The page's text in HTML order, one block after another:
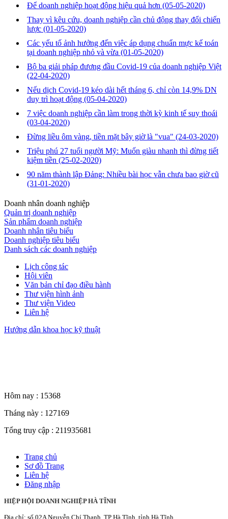
Để doanh nghiệp hoạt động hiệu quả hơn (05-05-2020)
Thay vì kêu cứu, doanh nghiệp cần chủ động thay đổi chiến
lược (01-05-2020)
Các yếu tố ảnh hưởng đến việc áp dụng chuẩn mực kế toán
tại doanh nghiệp nhỏ và vừa (01-05-2020)
Bộ ba giải pháp đương đầu Covid-19 của doanh nghiệp Việt
(22-04-2020)
Nếu dịch Covid-19 kéo dài hết tháng 6, chỉ còn 14,9% DN
duy trì hoạt động (05-04-2020)
7 việc doanh nghiệp cần làm trong thời kỳ kinh tế suy thoái
(03-04-2020)
Đừng liều ôm vàng, tiền mặt bây giờ là "vua" (24-03-2020)
Triệu phú 27 tuổi người Mỹ: Muốn giàu nhanh thì đừng tiết
kiệm tiền (25-02-2020)
90 năm thành lập Đảng: Nhiều bài học vẫn chưa bao giờ cũ
(31-01-2020)
Doanh nhân doanh nghiệp
Quản trị doanh nghiệp
Sản phẩm doanh nghiệp
Doanh nhân tiêu biểu
Doanh nghiệp tiêu biểu
Danh sách các doanh nghiệp
Lịch công tác
Hội viên
Văn bản chỉ đạo điều hành
Thư viện hình ảnh
Thư viện Video
Liên hệ
Hướng dẫn khoa học kỹ thuật
Hôm nay : 15368
Tháng này : 127169
Tổng truy cập : 211935681
Trang chủ
Sơ đồ Trang
Liên hệ
Đăng nhập
HIỆP HỘI DOANH NGHIỆP HÀ TĨNH
Địa chỉ: số 02A Nguyễn Chí Thanh, TP Hà Tĩnh, tỉnh Hà Tĩnh